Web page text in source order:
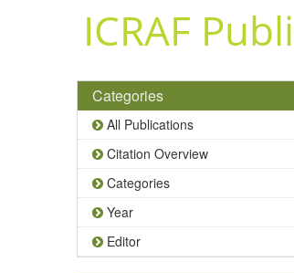
ICRAF
Categories
All Publications
Citation Overview
Categories
Year
Editor